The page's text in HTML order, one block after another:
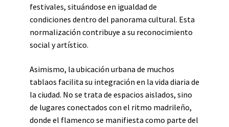
festivales, situándose en igualdad de
condiciones dentro del panorama cultural. Esta
normalización contribuye a su reconocimiento
social y artístico.
Asimismo, la ubicación urbana de muchos
tablaos facilita su integración en la vida diaria de
la ciudad. No se trata de espacios aislados, sino
de lugares conectados con el ritmo madrileño,
donde el flamenco se manifiesta como parte del